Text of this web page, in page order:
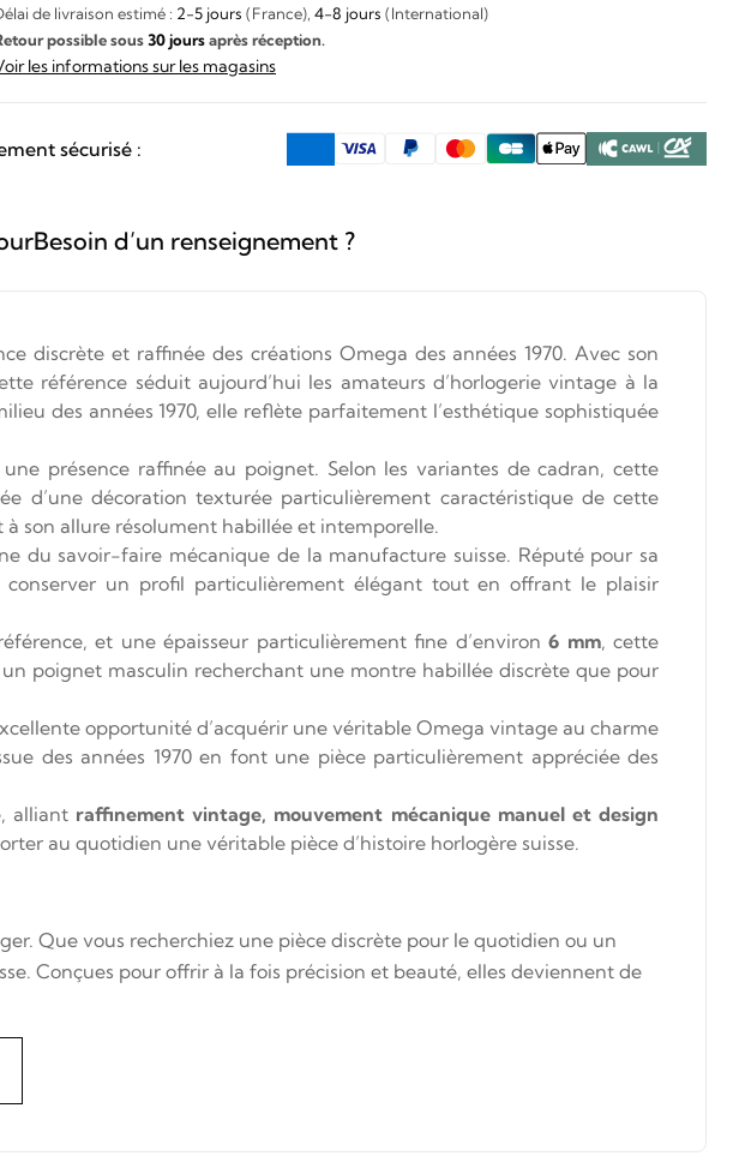
de livraison estimé : 2-5 jours (France), 4-8 jours (International)
possible sous30 joursaprès réception.
les informations sur les magasins
sécurisé :
Besoin d’un renseignement ?
discrète et raffinée des créations Omega des années 1970. Avec son
référence séduit aujourd’hui les amateurs d’horlogerie vintage à la
des années 1970, elle reflète parfaitement l’esthétique sophistiquée
présence raffinée au poignet. Selon les variantes de cadran, cette
d’une décoration texturée particulièrement caractéristique de cette
son allure résolument habillée et intemporelle.
du savoir-faire mécanique de la manufacture suisse. Réputé pour sa
un profil particulièrement élégant tout en offrant le plaisir
et une épaisseur particulièrement fine d’environ6 mm, cette
poignet masculin recherchant une montre habillée discrète que pour
opportunité d’acquérir une véritable Omega vintage au charme
des années 1970 en font une pièce particulièrement appréciée des
alliant raffinement vintage, mouvement mécanique manuel et design
au quotidien une véritable pièce d’histoire horlogère suisse.
Que vous recherchiez une pièce discrète pour le quotidien ou un
Conçues pour offrir à la fois précision et beauté, elles deviennent de